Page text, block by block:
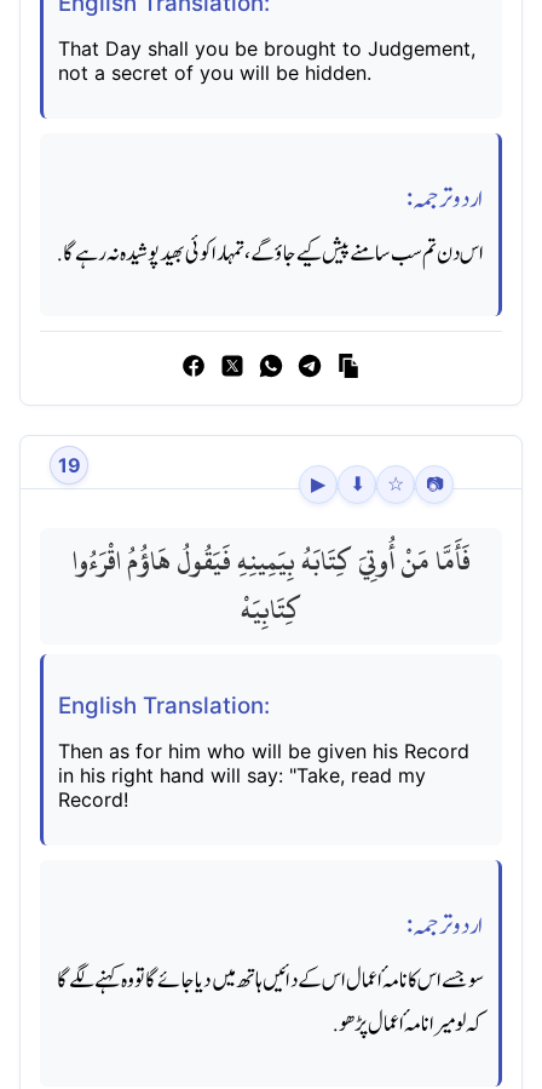
That Day shall you be brought to Judgement,
not a secret of you will be hidden.
اردو ترجمہ:
اس دن تم سب سامنے پیش کیے جاؤ گے، تمہارا کوئی بھید پوشیده نہ رہے گا.
19
▶ ⬇ ☆ 📷
فَأَمَّا مَنْ أُوتِيَ كِتَابَهُ بِيَمِينِهِ فَيَقُولُ هَاؤُمُ اقْرَءُوا
كِتَابِيَهْ
English Translation:
Then as for him who will be given his Record
in his right hand will say: "Take, read my
Record!
اردو ترجمہ:
سو جسے اس کا نامہٴ اعمال اس کے دائیں ہاتھ میں دیا جائے گا تو وه کہنے لگے گا
کہ لو میرا نامہٴ اعمال پڑھو.